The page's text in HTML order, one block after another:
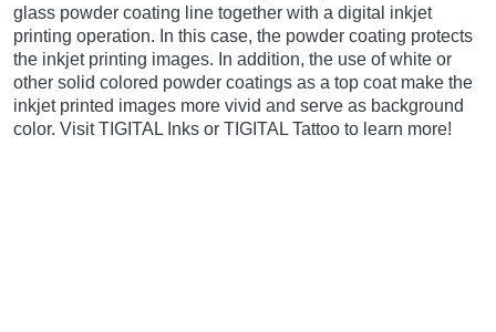
glass powder coating line together with a digital inkjet
printing operation. In this case, the powder coating protects
the inkjet printing images. In addition, the use of white or
other solid colored powder coatings as a top coat make the
inkjet printed images more vivid and serve as background
color. Visit TIGITAL Inks or TIGITAL Tattoo to learn more!